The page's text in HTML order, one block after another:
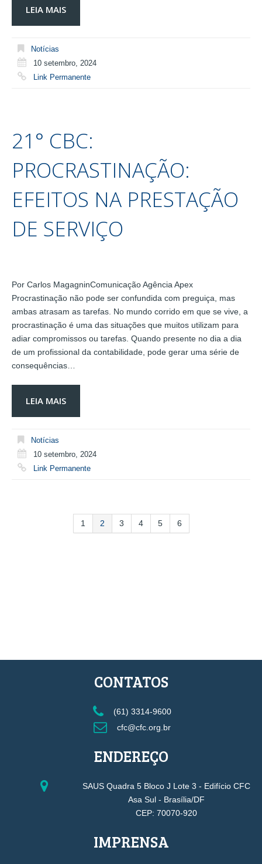
LEIA MAIS
Notícias
10 setembro, 2024
Link Permanente
21° CBC:
PROCRASTINAÇÃO:
EFEITOS NA PRESTAÇÃO
DE SERVIÇO
Por Carlos MagagninComunicação Agência Apex
Procrastinação não pode ser confundida com preguiça, mas
ambas atrasam as tarefas. No mundo corrido em que se vive, a
procrastinação é uma das situações que muitos utilizam para
adiar compromissos ou tarefas. Quando presente no dia a dia
de um profissional da contabilidade, pode gerar uma série de
consequências…
LEIA MAIS
Notícias
10 setembro, 2024
Link Permanente
1 2 3 4 5 6
CONTATOS
(61) 3314-9600
cfc@cfc.org.br
ENDEREÇO
SAUS Quadra 5 Bloco J Lote 3 - Edifício CFC
Asa Sul - Brasília/DF
CEP: 70070-920
IMPRENSA